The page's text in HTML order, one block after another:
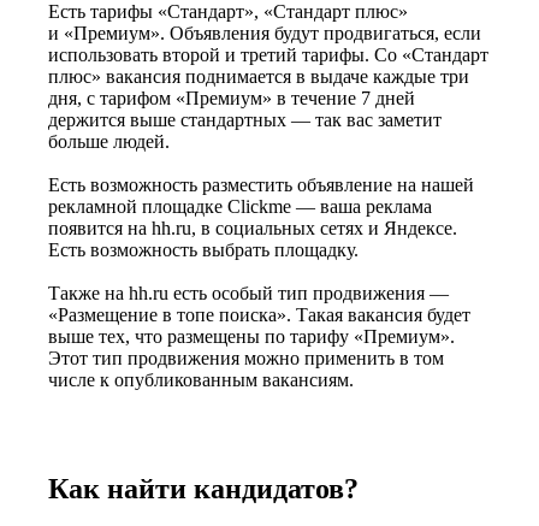
Есть тарифы «Стандарт», «Стандарт плюс»
и «Премиум». Объявления будут продвигаться, если
использовать второй и третий тарифы. Со «Стандарт
плюс» вакансия поднимается в выдаче каждые три
дня, с тарифом «Премиум» в течение 7 дней
держится выше стандартных — так вас заметит
больше людей.
Есть возможность разместить объявление на нашей
рекламной площадке Clickme — ваша реклама
появится на hh.ru, в социальных сетях и Яндексе.
Есть возможность выбрать площадку.
Также на hh.ru есть особый тип продвижения —
«Размещение в топе поиска». Такая вакансия будет
выше тех, что размещены по тарифу «Премиум».
Этот тип продвижения можно применить в том
числе к опубликованным вакансиям.
Как найти кандидатов?